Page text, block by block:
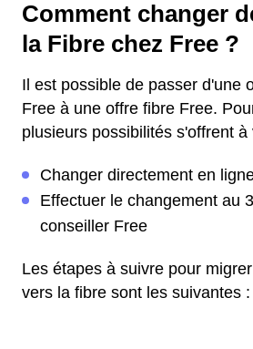
Comment changer
la Fibre chez Free ?
Il est possible de passer d'une
Free à une offre fibre Free.
plusieurs possibilités s'offrent à
Changer directement en
Effectuer le changement au
conseiller Free
Les étapes à suivre pour
vers la fibre sont les suivantes :